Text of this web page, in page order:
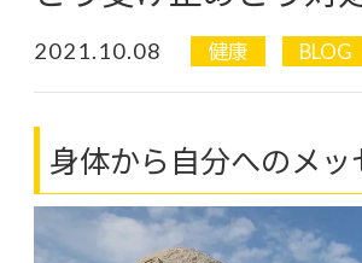
2021.10.08 健康 BLOG
身体から自分へのメッ